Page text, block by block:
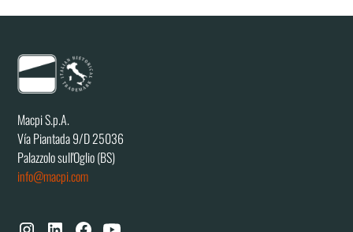
Macpi S.p.A.
Vía Piantada 9/D 25036
Palazzolo sull'Oglio (BS)
info@macpi.com